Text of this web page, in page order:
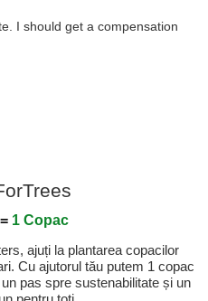
I should get a compensation
1 Copac
ajuți la plantarea copacilor
Cu ajutorul tău putem 1 copac
pas spre sustenabilitate și un